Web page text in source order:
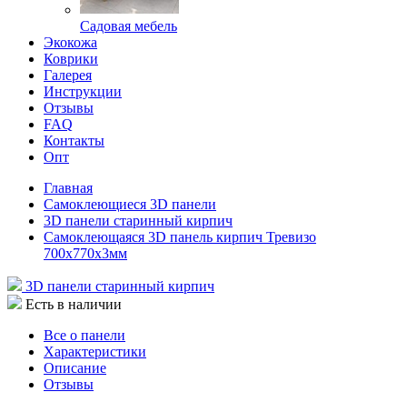
Садовая мебель
Экокожа
Коврики
Галерея
Инструкции
Отзывы
FAQ
Контакты
Опт
Главная
Самоклеющиеся 3D панели
3D панели старинный кирпич
Самоклеющаяся 3D панель кирпич Тревизо
700x770x3мм
3D панели старинный кирпич
Есть в наличии
Все о панели
Характеристики
Описание
Отзывы